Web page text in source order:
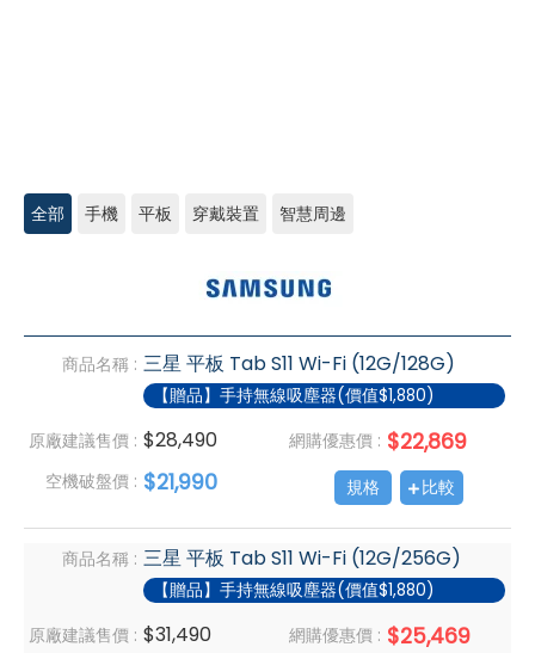
全部 手機 平板 穿戴裝置 智慧周邊
商品名稱 : 三星 平板 Tab S11 Wi-Fi (12G/128G)
【贈品】手持無線吸塵器(價值$1,880)
原廠建議售價 : $28,490 網購優惠價 : $22,869
空機破盤價 : $21,990 規格 比較
商品名稱 : 三星 平板 Tab S11 Wi-Fi (12G/256G)
【贈品】手持無線吸塵器(價值$1,880)
原廠建議售價 : $31,490 網購優惠價 : $25,469